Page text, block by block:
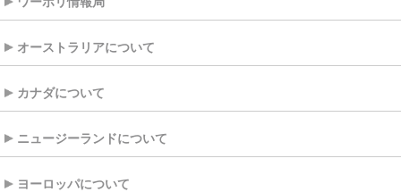
オーストラリアについて
カナダについて
ニュージーランドについて
ヨーロッパについて